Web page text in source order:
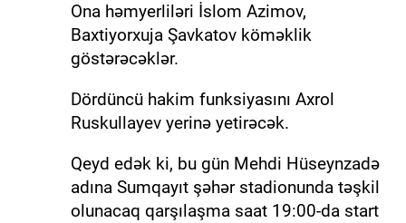
Ona həmyerliləri İslom Azimov,
Baxtiyorxuja Şavkatov köməklik
göstərəcəklər.
Dördüncü hakim funksiyasını Axrol
Ruskullayev yerinə yetirəcək.
Qeyd edək ki, bu gün Mehdi Hüseynzadə
adına Sumqayıt şəhər stadionunda təşkil
olunacaq qarşılaşma saat 19:00-da start